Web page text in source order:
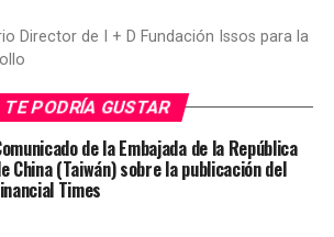
Director de I + D Fundación Issos para la
TE PODRÍA GUSTAR
de la Embajada de la República
China (Taiwán) sobre la publicación del
Times